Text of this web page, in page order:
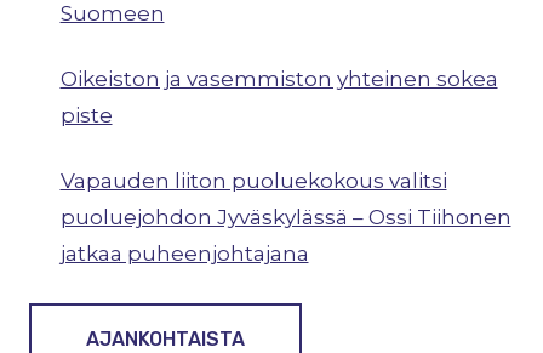
Suomeen
Oikeiston ja vasemmiston yhteinen sokea
piste
Vapauden liiton puoluekokous valitsi
puoluejohdon Jyväskylässä – Ossi Tiihonen
jatkaa puheenjohtajana
AJANKOHTAISTA